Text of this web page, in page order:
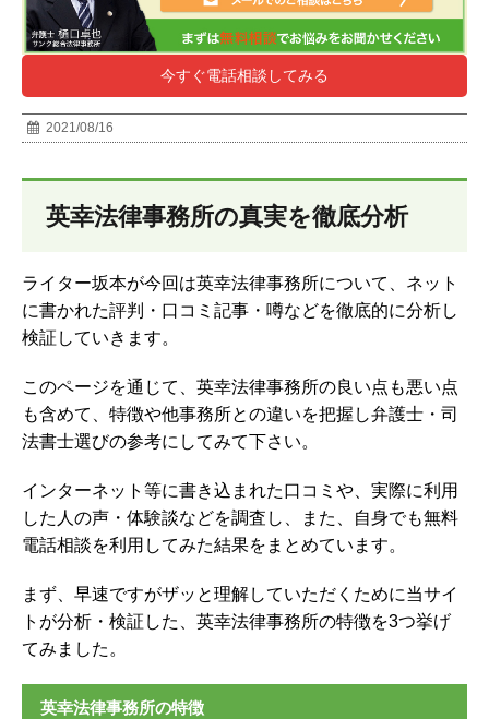
今すぐ電話相談してみる
2021/08/16
英幸法律事務所の真実を徹底分析
ライター坂本が今回は英幸法律事務所について、ネット
に書かれた評判・口コミ記事・噂などを徹底的に分析し
検証していきます。
このページを通じて、英幸法律事務所の良い点も悪い点
も含めて、特徴や他事務所との違いを把握し弁護士・司
法書士選びの参考にしてみて下さい。
インターネット等に書き込まれた口コミや、実際に利用
した人の声・体験談などを調査し、
また、自身でも無料
電話相談を利用してみた結果をまとめています。
まず、早速ですがザッと理解していただくために当サイ
トが分析・検証した、英幸法律事務所の特徴を3つ挙げ
てみました。
英幸法律事務所の特徴